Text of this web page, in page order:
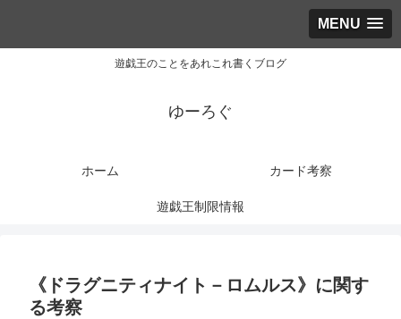
MENU
遊戯王のことをあれこれ書くブログ
ゆーろぐ
ホーム カード考察
遊戯王制限情報
《ドラグニティナイト－ロムルス》に関す
る考察